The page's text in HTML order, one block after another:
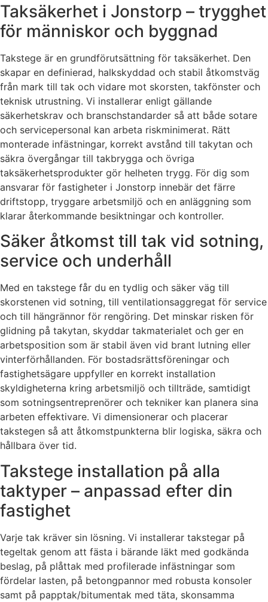
Taksäkerhet i Jonstorp – trygghet
för människor och byggnad
Takstege är en grundförutsättning för taksäkerhet. Den
skapar en definierad, halkskyddad och stabil åtkomstväg
från mark till tak och vidare mot skorsten, takfönster och
teknisk utrustning. Vi installerar enligt gällande
säkerhetskrav och branschstandarder så att både sotare
och servicepersonal kan arbeta riskminimerat. Rätt
monterade infästningar, korrekt avstånd till takytan och
säkra övergångar till takbrygga och övriga
taksäkerhetsprodukter gör helheten trygg. För dig som
ansvarar för fastigheter i Jonstorp innebär det färre
driftstopp, tryggare arbetsmiljö och en anläggning som
klarar återkommande besiktningar och kontroller.
Säker åtkomst till tak vid sotning,
service och underhåll
Med en takstege får du en tydlig och säker väg till
skorstenen vid sotning, till ventilationsaggregat för service
och till hängrännor för rengöring. Det minskar risken för
glidning på takytan, skyddar takmaterialet och ger en
arbetsposition som är stabil även vid brant lutning eller
vinterförhållanden. För bostadsrättsföreningar och
fastighetsägare uppfyller en korrekt installation
skyldigheterna kring arbetsmiljö och tillträde, samtidigt
som sotningsentreprenörer och tekniker kan planera sina
arbeten effektivare. Vi dimensionerar och placerar
takstegen så att åtkomstpunkterna blir logiska, säkra och
hållbara över tid.
Takstege installation på alla
taktyper – anpassad efter din
fastighet
Varje tak kräver sin lösning. Vi installerar takstegar på
tegeltak genom att fästa i bärande läkt med godkända
beslag, på plåttak med profilerade infästningar som
fördelar lasten, på betongpannor med robusta konsoler
samt på papptak/bitumentak med täta, skonsamma